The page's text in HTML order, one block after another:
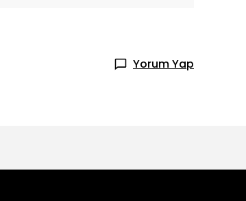
Yorum Yap